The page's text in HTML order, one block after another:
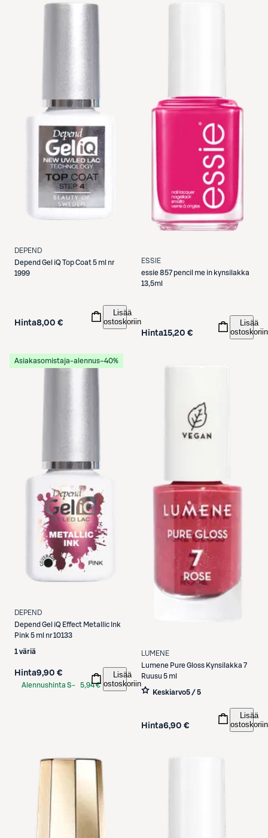
DEPEND
Depend Gel iQ Top Coat 5 ml nr
1999
Hinta8,00 €
Lisää
ostoskoriin
ESSIE
essie857 pencil me in kynsilakka
13,5ml
Hinta15,20 €
Lisää
ostoskoriin
Asiakasomistaja-alennus−40%
DEPEND
Depend Gel iQ Effect Metallic Ink
Pink 5 ml nr 10133
1 väriä
Hinta9,90 €
Alennushinta S-
5,94 €
Lisää
ostoskoriin
LUMENE
Lumene Pure Gloss Kynsilakka 7
Ruusu 5 ml
Keskiarvo5 / 5
Hinta6,90 €
Lisää
ostoskoriin